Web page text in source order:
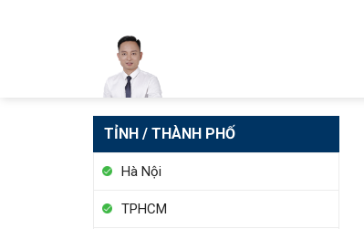
TỈNH / THÀNH PHỐ
Hà Nội
TPHCM